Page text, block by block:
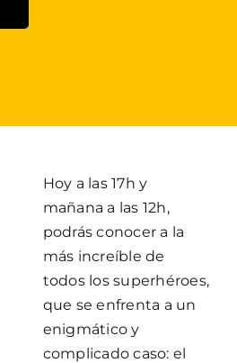
Hoy a las 17h y
mañana a las 12h,
podrás conocer a la
más increíble de
todos los superhéroes,
que se enfrenta a un
enigmático y
complicado caso: el